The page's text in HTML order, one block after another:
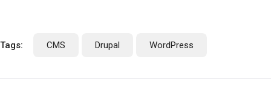
Tags: CMS Drupal WordPress